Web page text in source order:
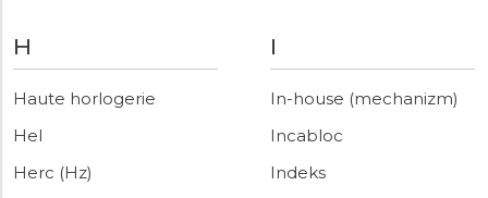
H
Haute horlogerie
Hel
Herc (Hz)
I
In-house (mechanizm)
Incabloc
Indeks